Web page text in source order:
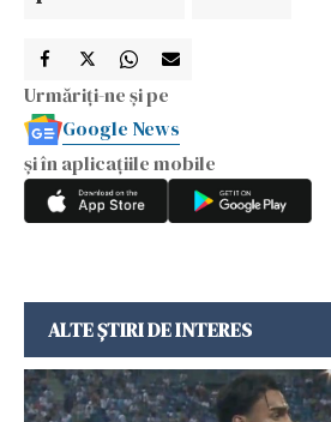
Urmăriți-ne și pe
Google News
și în aplicațiile mobile
ALTE ȘTIRI DE INTERES